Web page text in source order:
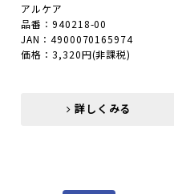
詳しくみる
アルケア
品番：940218-00
JAN：4900070165974
価格：3,320円(非課税)
詳しくみる